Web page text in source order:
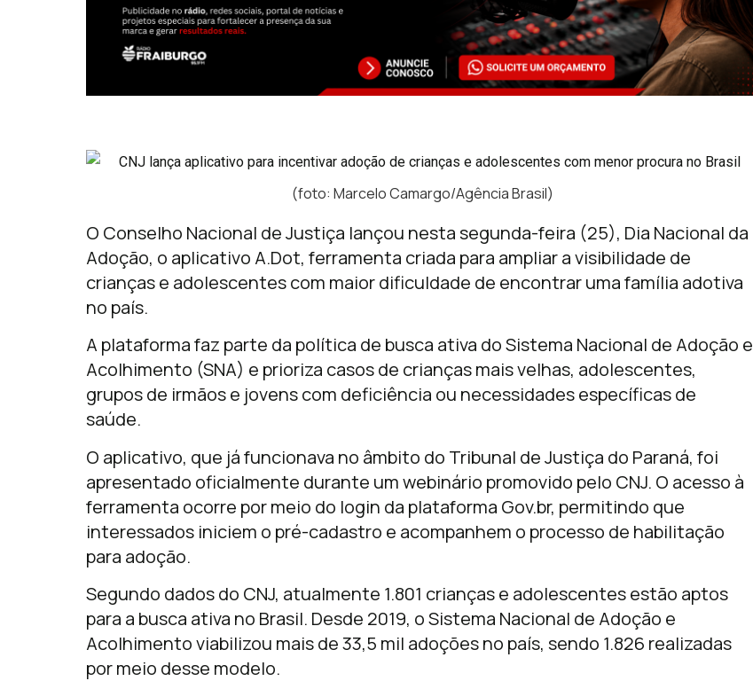
(foto: Marcelo Camargo/Agência Brasil)
O Conselho Nacional de Justiça lançou nesta segunda-feira (25), Dia Nacional da
Adoção, o aplicativo A.Dot, ferramenta criada para ampliar a visibilidade de
crianças e adolescentes com maior dificuldade de encontrar uma família adotiva
no país.
A plataforma faz parte da política de busca ativa do Sistema Nacional de Adoção e
Acolhimento (SNA) e prioriza casos de crianças mais velhas, adolescentes,
grupos de irmãos e jovens com deficiência ou necessidades específicas de
saúde.
O aplicativo, que já funcionava no âmbito do Tribunal de Justiça do Paraná, foi
apresentado oficialmente durante um webinário promovido pelo CNJ. O acesso à
ferramenta ocorre por meio do login da plataforma Gov.br, permitindo que
interessados iniciem o pré-cadastro e acompanhem o processo de habilitação
para adoção.
Segundo dados do CNJ, atualmente 1.801 crianças e adolescentes estão aptos
para a busca ativa no Brasil. Desde 2019, o Sistema Nacional de Adoção e
Acolhimento viabilizou mais de 33,5 mil adoções no país, sendo 1.826 realizadas
por meio desse modelo.